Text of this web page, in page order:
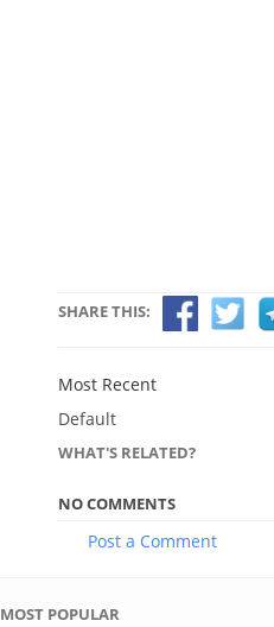
SHARE THIS:
Most Recent
Default
WHAT'S RELATED?
NO COMMENTS
Post a Comment
MOST POPULAR